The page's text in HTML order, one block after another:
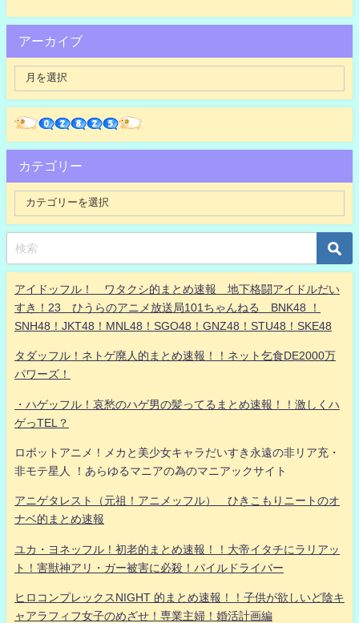
アーカイブ
カテゴリー
アイドッフル！ ワタクシ的まとめ速報 地下格闘アイドルだい
すき！23 ひうらのアニメ放送局101ちゃんねる BNK48 ！
SNH48！JKT48！MNL48！SGO48！GNZ48！STU48！SKE48
タダッフル！ネトゲ廃人的まとめ速報！！ネット乞食DE2000万
パワーズ！
・ハゲッフル！哀愁のハゲ男の髪ってるまとめ速報！！激しくハ
ゲっTEL？
ロボットアニメ！メカと美少女キャラだいすき永遠の非リア充・
非モテ星人 ！あらゆるマニアの為のマニアックサイト
アニゲタレスト（元祖！アニメッフル） ひきこもりニートのオ
ナベ的まとめ速報
ユカ・ヨネッフル！初老的まとめ速報！！大帝イタチにラリアッ
ト！害獣神アリ・ガー被害に必殺！パイルドライバー
ヒロコンプレックスNIGHT 的まとめ速報！！子供が欲しいど陰キ
ャアラフィフ女子のめざせ！専業主婦！婚活計画編